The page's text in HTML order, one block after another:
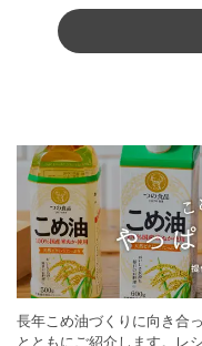
長年こめ油づくりに向き合
とともにご紹介します。レ